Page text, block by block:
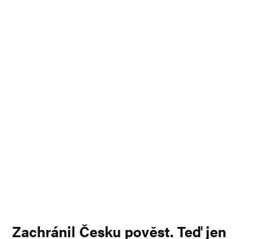
Zachránil Česku pověst. Teď jen